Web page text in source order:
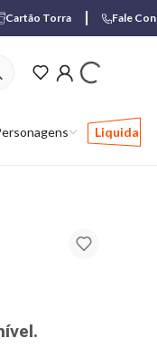
Cartão Torra Fale
Liquida
ver produtos